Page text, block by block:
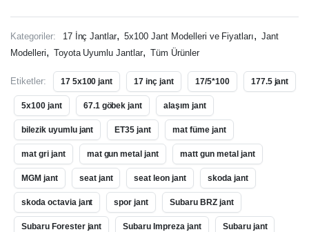
Kategoriler: 17 İnç Jantlar, 5x100 Jant Modelleri ve Fiyatları, Jant
Modelleri, Toyota Uyumlu Jantlar, Tüm Ürünler
Etiketler: 17 5x100 jant 17 inç jant 17/5*100 177.5 jant
5x100 jant 67.1 göbek jant alaşım jant
bilezik uyumlu jant ET35 jant mat füme jant
mat gri jant mat gun metal jant matt gun metal jant
MGM jant seat jant seat leon jant skoda jant
skoda octavia jant spor jant Subaru BRZ jant
Subaru Forester jant Subaru Impreza jant Subaru jant